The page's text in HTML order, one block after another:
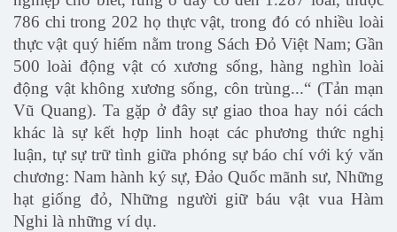
786 chi trong 202 họ thực vật, trong đó có nhiều loài
thực vật quý hiếm nằm trong Sách Đỏ Việt Nam; Gần
500 loài động vật có xương sống, hàng nghìn loài
động vật không xương sống, côn trùng...“ (Tản mạn
Vũ Quang). Ta gặp ở đây sự giao thoa hay nói cách
khác là sự kết hợp linh hoạt các phương thức nghị
luận, tự sự trữ tình giữa phóng sự báo chí với ký văn
chương: Nam hành ký sự, Đảo Quốc mãnh sư, Những
hạt giống đỏ, Những người giữ báu vật vua Hàm
Nghi là những ví dụ.